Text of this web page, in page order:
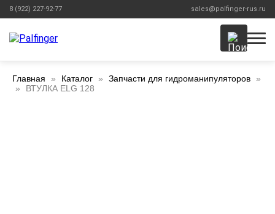
8 (922) 227-92-77 sales@palfinger-rus.ru
Главная Каталог
Запчасти для гидроманипуляторов
ВТУЛКА ELG 128